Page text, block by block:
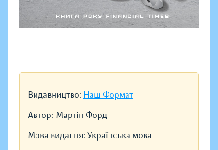
Видавництво: Наш Формат
Автор: Мартін Форд
Мова видання: Українська мова